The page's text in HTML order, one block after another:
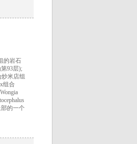
的岩石
93层);
米店组
组合
部的一个